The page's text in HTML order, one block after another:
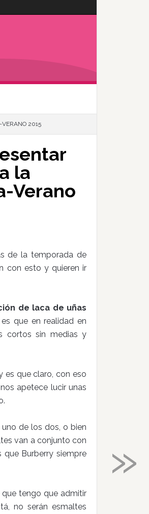
VERANO 2015
la
Verano
de la temporada de
con esto y quieren ir
de laca de uñas
que en realidad en
cortos sin medias y
que claro, con eso
apetece lucir unas
de los dos, o bien
van a conjunto con
Burberry siempre
tengo que admitir
no serán esmaltes
»